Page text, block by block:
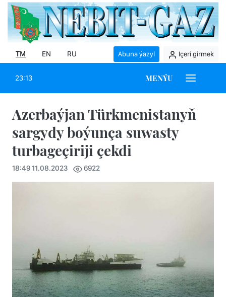
TM EN RU Abuna ýazyl Içeri girmek
23:13 MENÝU
Azerbaýjan Türkmenistanyň
sargydy boýunça suwasty
turbageçiriji çekdi
18:49 11.08.2023 6922